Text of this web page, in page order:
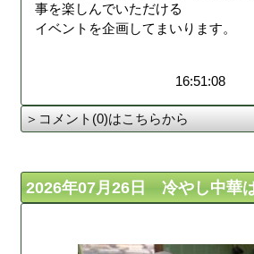
事を楽しんでいただける
イベントを企画してまいります。
16:51:08
＞コメント(0)はこちらから
2026年07月26日 冷やし中華